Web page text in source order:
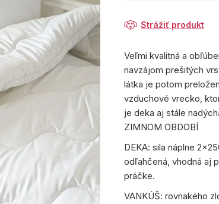
Strážiť produkt
Veľmi kvalitná a
navzájom prešitých
látka je potom
vzduchové vrecko,
je deka aj stále
ZIMNOM OBDOBÍ
DEKA: sila náplne
odľahčená, vhodná aj
práčke.
VANKÚŠ: rovnakého